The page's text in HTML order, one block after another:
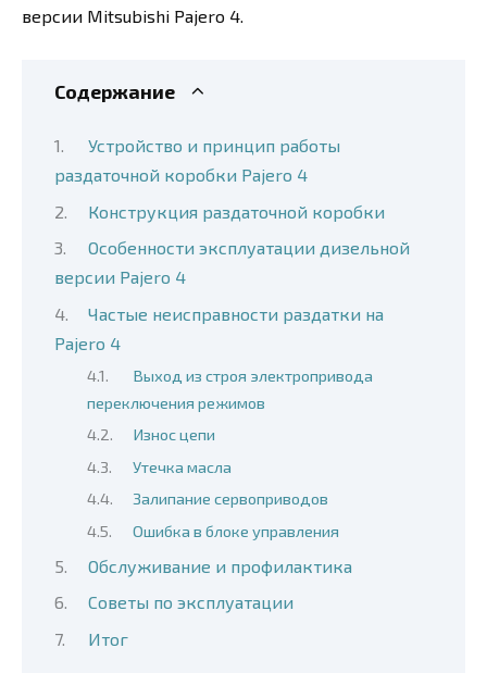
версии Mitsubishi Pajero 4.
Содержание
Устройство и принцип работы
раздаточной коробки Pajero 4
Конструкция раздаточной коробки
Особенности эксплуатации дизельной
версии Pajero 4
Частые неисправности раздатки на
Pajero 4
Выход из строя электропривода
переключения режимов
Износ цепи
Утечка масла
Залипание сервоприводов
Ошибка в блоке управления
Обслуживание и профилактика
Советы по эксплуатации
Итог